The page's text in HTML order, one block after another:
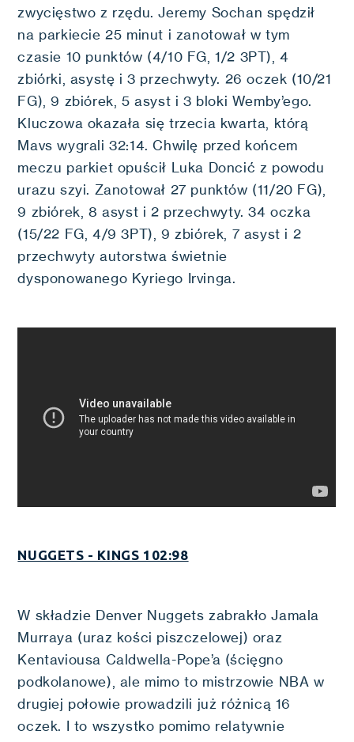
zwycięstwo z rzędu. Jeremy Sochan spędził
na parkiecie 25 minut i zanotował w tym
czasie 10 punktów (4/10 FG, 1/2 3PT), 4
zbiórki, asystę i 3 przechwyty. 26 oczek (10/21
FG), 9 zbiórek, 5 asyst i 3 bloki Wemby’ego.
Kluczowa okazała się trzecia kwarta, którą
Mavs wygrali 32:14. Chwilę przed końcem
meczu parkiet opuścił Luka Doncić z powodu
urazu szyi. Zanotował 27 punktów (11/20 FG),
9 zbiórek, 8 asyst i 2 przechwyty. 34 oczka
(15/22 FG, 4/9 3PT), 9 zbiórek, 7 asyst i 2
przechwyty autorstwa świetnie
dysponowanego Kyriego Irvinga.
NUGGETS - KINGS 102:98
W składzie Denver Nuggets zabrakło Jamala
Murraya (uraz kości piszczelowej) oraz
Kentaviousa Caldwella-Pope’a (ścięgno
podkolanowe), ale mimo to mistrzowie NBA w
drugiej połowie prowadzili już różnicą 16
oczek. I to wszystko pomimo relatywnie